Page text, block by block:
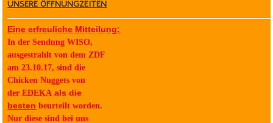
UNSERE ÖFFNUNGZEITEN
Eine erfreuliche Mitteilung:
In der Sendung WISO,
ausgestrahlt von dem ZDF
am 23.10.17, sind die
Chicken Nuggets von
derEDEKAals die
besten beurteilt worden.
Nur diese sind bei uns